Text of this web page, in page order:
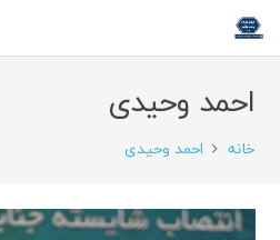
احمد وحیدی
خانه احمد وحیدی